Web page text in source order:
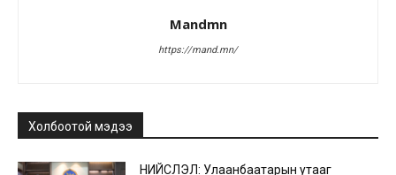
Mandmn
https://mand.mn/
Холбоотой мэдээ
НИЙСЛЭЛ: Улаанбаатарын утааг